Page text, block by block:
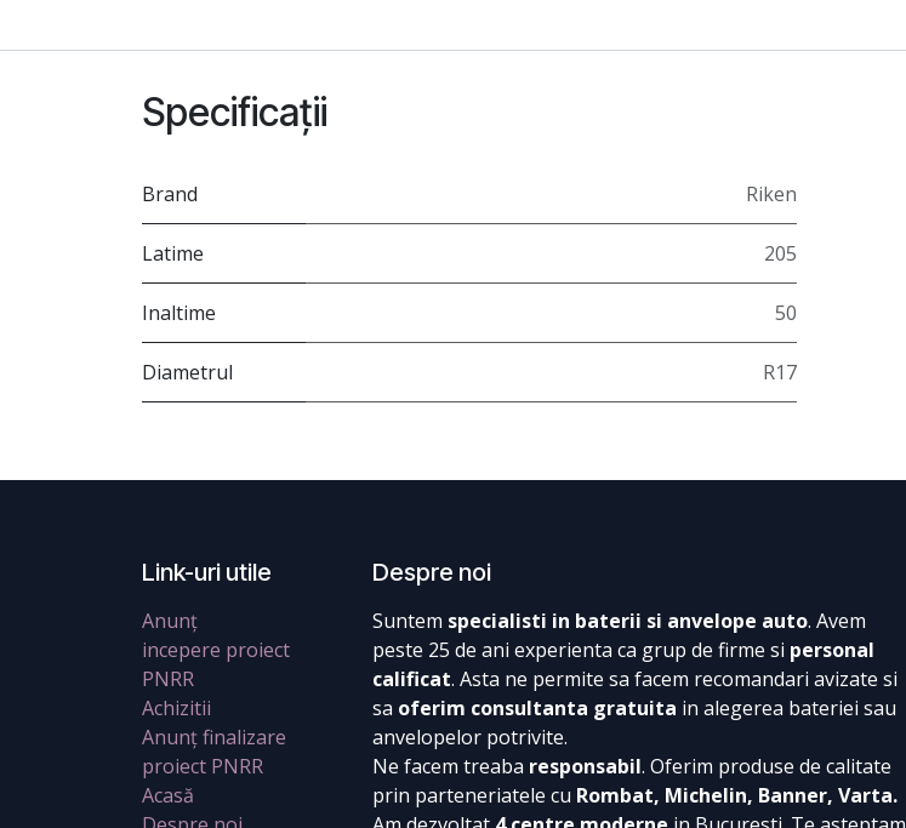
Specificații
Brand Riken
Latime 205
Inaltime 50
Diametrul R17
Link-uri utile
Anunț
incepere proiect
PNRR
Achizitii
Anunț finalizare
proiect PNRR
Acasă
Despre noi
Suntem specialisti in baterii si anvelope auto. Avem
peste 25 de ani experienta ca grup de firme si personal
calificat. Asta ne permite sa facem recomandari avizate si
sa oferim consultanta gratuita in alegerea bateriei sau
anvelopelor potrivite.
Ne facem treaba responsabil. Oferim produse de calitate
prin parteneriatele cu Rombat, Michelin, Banner, Varta.